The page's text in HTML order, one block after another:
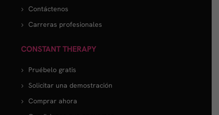
Contáctenos
Carreras profesionales
CONSTANT THERAPY
Pruébelo gratis
Solicitar una demostración
Comprar ahora